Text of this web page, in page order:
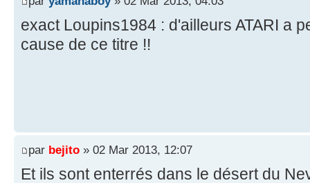
exact Loupins1984 : d'ailleurs ATARI a
cause de ce titre !!
par bejito » 02 Mar 2013, 12:07
Et ils sont enterrés dans le désert du